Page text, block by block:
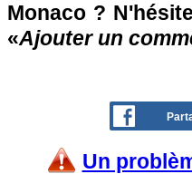
Monaco ?
«Ajouter un
Un